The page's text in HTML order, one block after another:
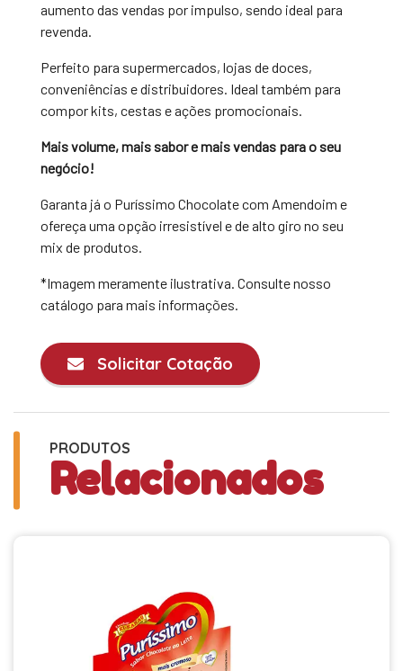
aumento das vendas por impulso, sendo ideal para
revenda.
Perfeito para supermercados, lojas de doces,
conveniências e distribuidores. Ideal também para
compor kits, cestas e ações promocionais.
Mais volume, mais sabor e mais vendas para o seu
negócio!
Garanta já o Puríssimo Chocolate com Amendoim e
ofereça uma opção irresistível e de alto giro no seu
mix de produtos.
*Imagem meramente ilustrativa. Consulte nosso
catálogo para mais informações.
Solicitar Cotação
PRODUTOS
Relacionados